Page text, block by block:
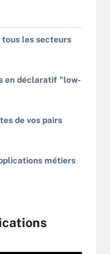
tous les secteurs
en déclaratif "low-
de vos pairs
métiers